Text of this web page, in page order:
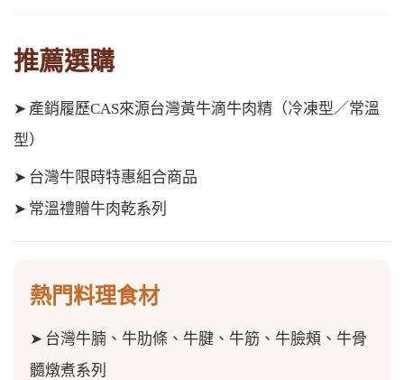
推薦選購
➤ 產銷履歷CAS來源台灣黃牛滴牛肉精（冷凍型／常溫
型）
➤ 台灣牛限時特惠組合商品
➤ 常溫禮贈牛肉乾系列
熱門料理食材
➤ 台灣牛腩、牛肋條、牛腱、牛筋、 牛臉頰、牛骨
髓燉煮系列